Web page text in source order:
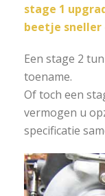
stage 1
beetje sneller
Een stage 2
toename.
Of toch een
vermogen u
specificatie